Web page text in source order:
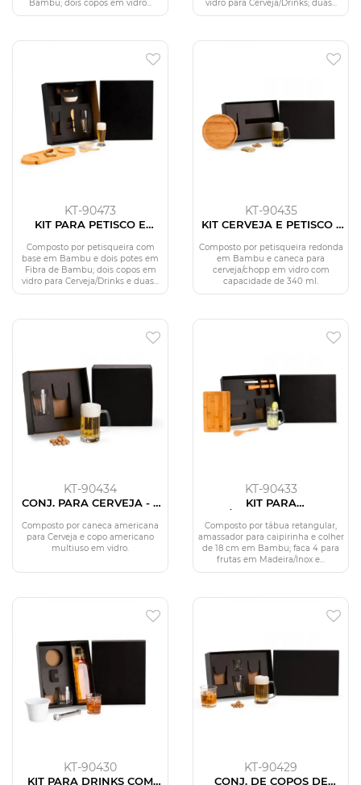
Bambu; dois copos em vidro...
vidro para Cerveja/Drinks; duas...
KT-90473
KIT PARA PETISCO E
Composto por petisqueira com
base em Bambu e dois potes em
Fibra de Bambu; dois copos em
vidro para Cerveja/Drinks e duas...
KT-90435
KIT CERVEJA E PETISCO -
Composto por petisqueira redonda
em Bambu e caneca para
cerveja/chopp em vidro com
capacidade de 340 ml.
KT-90434
CONJ. PARA CERVEJA - 2
Composto por caneca americana
para Cerveja e copo americano
multiuso em vidro.
KT-90433
KIT PARA
BAR/CAIPIRINHA - 5 PÇS
Composto por tábua retangular,
amassador para caipirinha e colher
de 18 cm em Bambu; faca 4 para
frutas em Madeira/Inox e...
KT-90430
KIT PARA DRINKS COM
KT-90429
CONJ. DE COPOS DE